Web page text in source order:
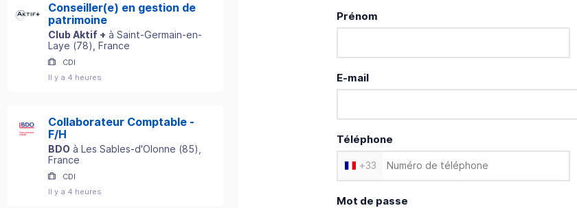
Conseiller(e) en gestion de
patrimoine
Club Aktif + à Saint-Germain-en-
Laye (78) , France
CDI
Il y a 4 heures
Collaborateur Comptable -
F/H
BDO à Les Sables-d'Olonne (85)
France
CDI
Il y a 4 heures
Prénom
E-mail
Téléphone
+33
Mot de passe